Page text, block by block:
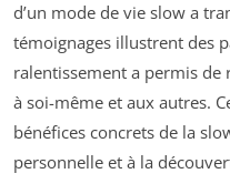
d’un mode de vie slow a
témoignages illustrent des
ralentissement a permis de
à soi-même et aux autres.
bénéfices concrets de la
personnelle et à la